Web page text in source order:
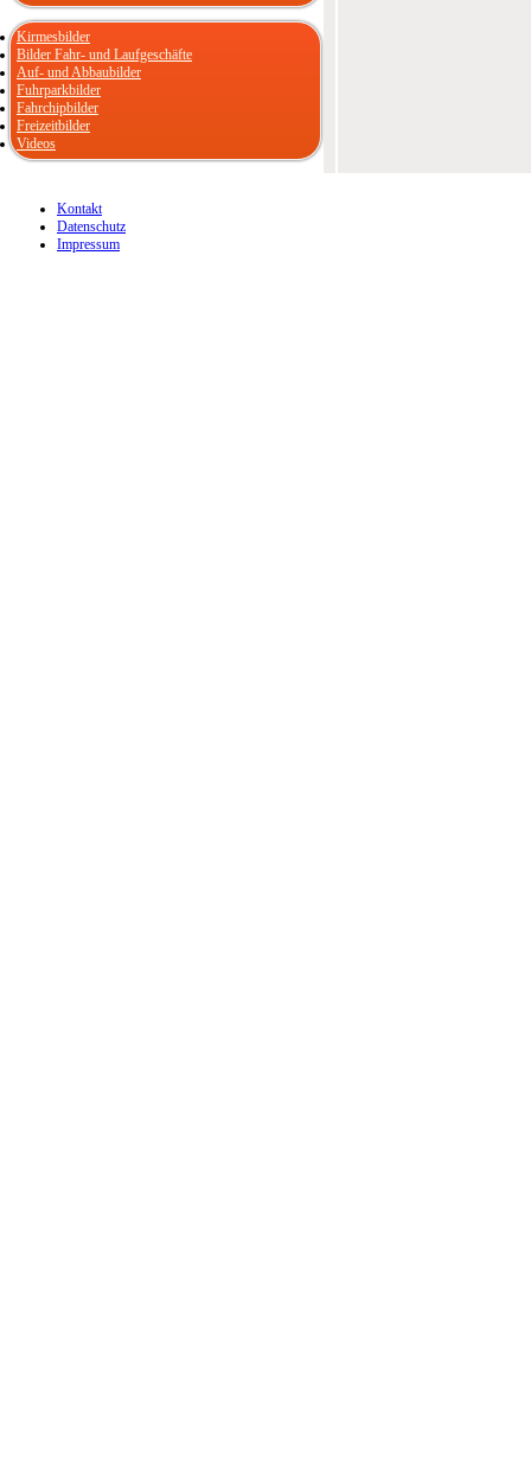
Kirmesbilder
Bilder Fahr- und Laufgeschäfte
Auf- und Abbaubilder
Fuhrparkbilder
Fahrchipbilder
Freizeitbilder
Videos
Kontakt
Datenschutz
Impressum